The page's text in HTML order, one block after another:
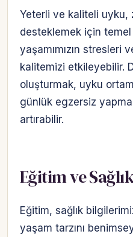
Yeterli ve kaliteli uyku,
desteklemek için
yaşamımızın stresleri
kalitemizi etkileyebilir.
oluşturmak, uyku
günlük egzersiz
artırabilir.
Eğitim ve
Eğitim, sağlık
yaşam tarzını